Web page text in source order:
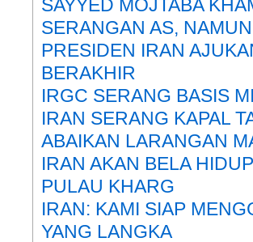
SAYYED MOJTABA
SERANGAN AS,
PRESIDEN IRAN
BERAKHIR
IRGC SERANG BASIS
IRAN SERANG KAPAL
ABAIKAN LARANGAN
IRAN AKAN BELA
PULAU KHARG
IRAN: KAMI SIAP
YANG LANGKA